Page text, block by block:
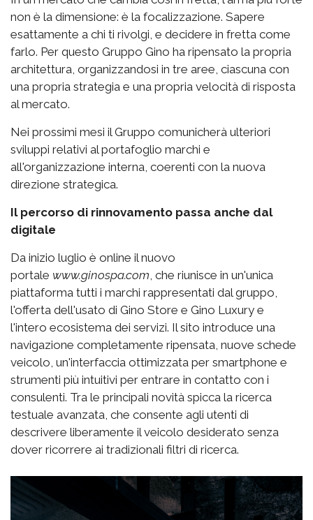
non è la dimensione: è la focalizzazione. Sapere
esattamente a chi ti rivolgi, e decidere in fretta come
farlo. Per questo Gruppo Gino ha ripensato la propria
architettura, organizzandosi in tre aree, ciascuna con
una propria strategia e una propria velocità di risposta
al mercato.
Nei prossimi mesi il Gruppo comunicherà ulteriori
sviluppi relativi al portafoglio marchi e
all'organizzazione interna, coerenti con la nuova
direzione strategica.
Il percorso di rinnovamento passa anche dal
digitale
Da inizio luglio è online il nuovo
portale www.ginospa.com, che riunisce in un'unica
piattaforma tutti i marchi rappresentati dal gruppo,
l'offerta dell'usato di Gino Store e Gino Luxury e
l'intero ecosistema dei servizi. Il sito introduce una
navigazione completamente ripensata, nuove schede
veicolo, un'interfaccia ottimizzata per smartphone e
strumenti più intuitivi per entrare in contatto con i
consulenti. Tra le principali novità spicca la ricerca
testuale avanzata, che consente agli utenti di
descrivere liberamente il veicolo desiderato senza
dover ricorrere ai tradizionali filtri di ricerca.